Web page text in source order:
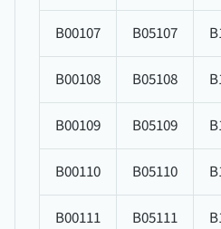
B00107 B05107
B00108 B05108
B00109 B05109
B00110 B05110
B00111 B05111